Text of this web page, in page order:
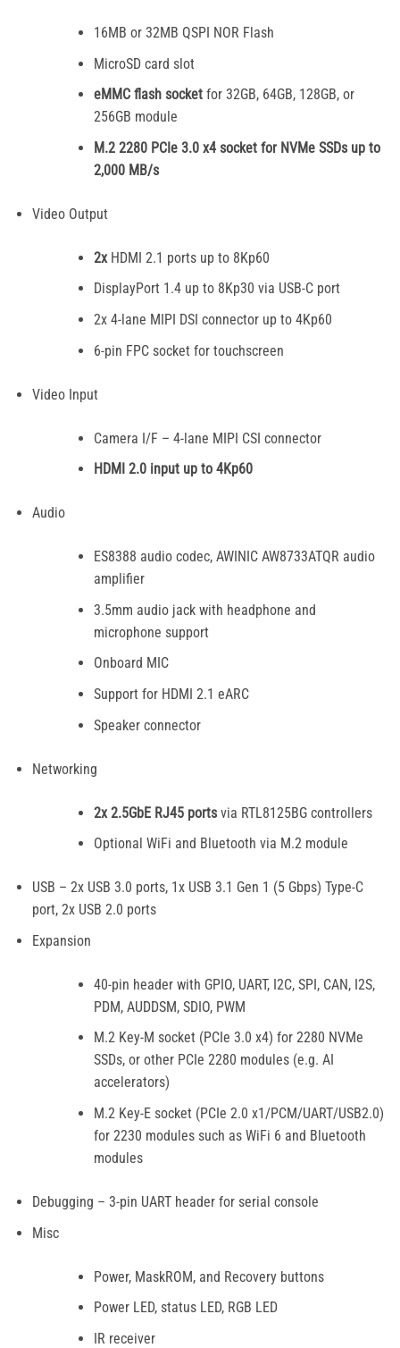
16MB or 32MB QSPI NOR Flash
MicroSD card slot
eMMC flash socketfor 32GB, 64GB, 128GB, or
256GB module
M.2 2280 PCIe 3.0 x4 socket for NVMe SSDs up to
2,000 MB/s
Video Output
2xHDMI 2.1 ports up to 8Kp60
DisplayPort 1.4 up to 8Kp30 via USB-C port
2x 4-lane MIPI DSI connector up to 4Kp60
6-pin FPC socket for touchscreen
Video Input
Camera I/F – 4-lane MIPI CSI connector
HDMI 2.0 input up to 4Kp60
Audio
ES8388 audio codec, AWINIC AW8733ATQR audio
amplifier
3.5mm audio jack with headphone and
microphone support
Onboard MIC
Support for HDMI 2.1 eARC
Speaker connector
Networking
2x 2.5GbE RJ45 portsvia RTL8125BG controllers
Optional WiFi and Bluetooth via M.2 module
USB – 2x USB 3.0 ports, 1x USB 3.1 Gen 1 (5 Gbps) Type-C
port, 2x USB 2.0 ports
Expansion
40-pin header with GPIO, UART, I2C, SPI, CAN, I2S,
PDM, AUDDSM, SDIO, PWM
M.2 Key-M socket (PCIe 3.0 x4) for 2280 NVMe
SSDs, or other PCIe 2280 modules (e.g. AI
accelerators)
M.2 Key-E socket (PCIe 2.0 x1/PCM/UART/USB2.0)
for 2230 modules such as WiFi 6 and Bluetooth
modules
Debugging – 3-pin UART header for serial console
Misc
Power, MaskROM, and Recovery buttons
Power LED, status LED, RGB LED
IR receiver